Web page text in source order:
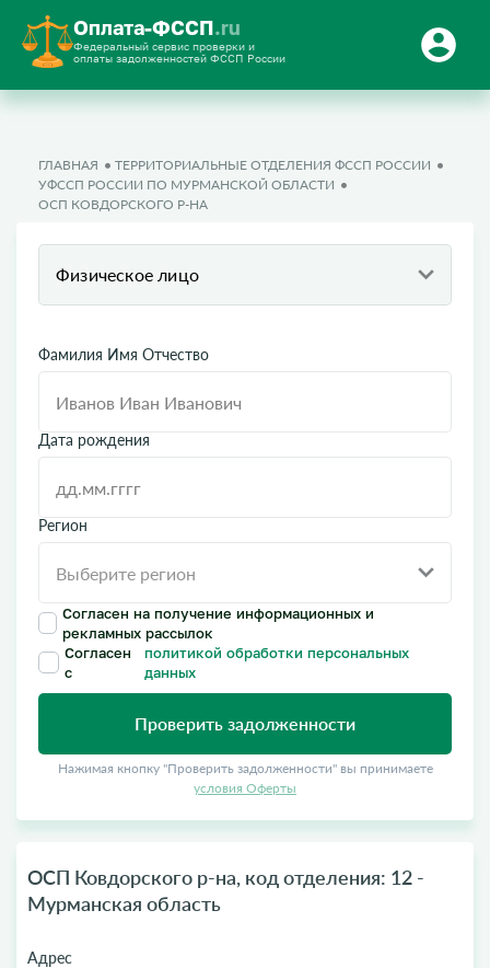
Оплата-ФССП.ru
Федеральный сервис проверки и
оплаты задолженностей ФССП России
ГЛАВНАЯ
ТЕРРИТОРИАЛЬНЫЕ ОТДЕЛЕНИЯ ФССП РОССИИ
УФССП РОССИИ ПО МУРМАНСКОЙ ОБЛАСТИ
ОСП КОВДОРСКОГО Р-НА
Физическое лицо
Фамилия Имя Отчество
Дата рождения
Регион
Согласен на получение информационных и
рекламных рассылок
Согласен
с
политикой обработки персональных
данных
Проверить задолженности
Нажимая кнопку "Проверить задолженности" вы принимаете
условия Оферты
ОСП Ковдорского р-на, код отделения: 12 -
Мурманская область
Адрес